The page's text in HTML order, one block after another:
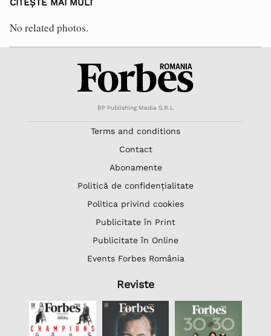
CITEȘTE MAI MULT
No related photos.
BP Publishing Media S.R.L
Terms and conditions
Contact
Abonamente
Politică de confidențialitate
Politica privind cookies
Publicitate în Print
Publicitate în Online
Events Forbes România
Reviste